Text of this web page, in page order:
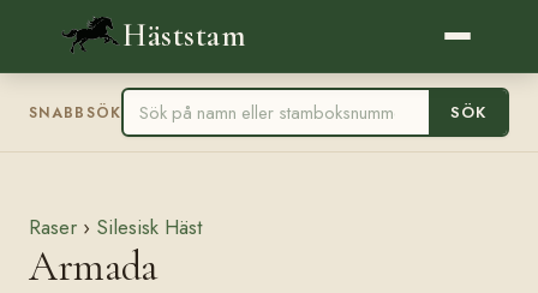
Häststam
SNABBSÖK SÖK
Raser › Silesisk Häst
Armada